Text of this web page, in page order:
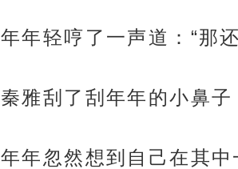
年年轻哼了一声道：“那
秦雅刮了刮年年的小鼻子
年年忽然想到自己在其